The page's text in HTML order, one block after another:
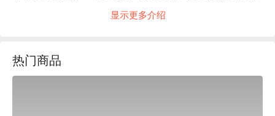
非常泰 台中誠品480推薦：餐點選擇豐富，價格親民，服務穩
查看⬇︎
显示更多介绍
热门商品